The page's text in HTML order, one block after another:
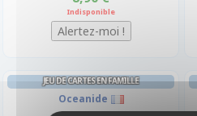
Indisponible
JEU DE CARTES EN FAMILLE
Oceanide